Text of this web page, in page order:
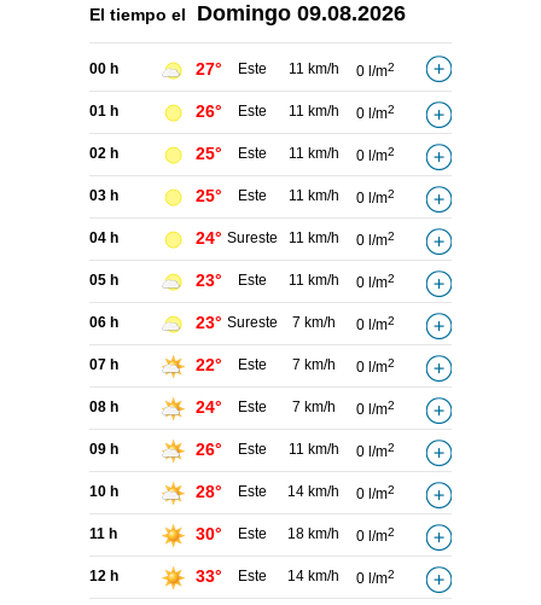
El tiempo el Domingo 09.08.2026
00 h 27° Este 11 km/h 0 l/m2
01 h 26° Este 11 km/h 0 l/m2
02 h 25° Este 11 km/h 0 l/m2
03 h 25° Este 11 km/h 0 l/m2
04 h 24° Sureste 11 km/h 0 l/m2
05 h 23° Este 11 km/h 0 l/m2
06 h 23° Sureste 7 km/h 0 l/m2
07 h 22° Este 7 km/h 0 l/m2
08 h 24° Este 7 km/h 0 l/m2
09 h 26° Este 11 km/h 0 l/m2
10 h 28° Este 14 km/h 0 l/m2
11 h 30° Este 18 km/h 0 l/m2
12 h 33° Este 14 km/h 0 l/m2